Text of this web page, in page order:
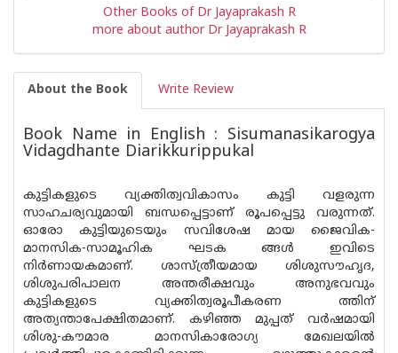
Other Books of Dr Jayaprakash R
more about author Dr Jayaprakash R
About the Book Write Review
Book Name in English : Sisumanasikarogya
Vidagdhante Diarikkurippukal
കുട്ടികളുടെ വ്യക്തിത്വവികാസം കുട്ടി വളരുന്ന
സാഹചര്യവുമായി ബന്ധപ്പെട്ടാണ് രൂപപ്പെട്ടു വരുന്നത്.
ഓരോ കുട്ടിയുടെയും സവിശേഷ മായ ജൈവിക-
മാനസിക-സാമൂഹിക ഘടക ങ്ങൾ ഇവിടെ
നിർണായകമാണ്. ശാസ്ത്രീയമായ ശിശുസൗഹൃദ,
ശിശുപരിപാലന അന്തരീക്ഷവും അനുഭവവും
കുട്ടികളുടെ വ്യക്തിത്വരൂപീകരണ ത്തിന്
അത്യന്താപേക്ഷിതമാണ്. കഴിഞ്ഞ മുപ്പത് വർഷമായി
ശിശു-കൗമാര മാനസികാരോഗ്യ മേഖലയിൽ